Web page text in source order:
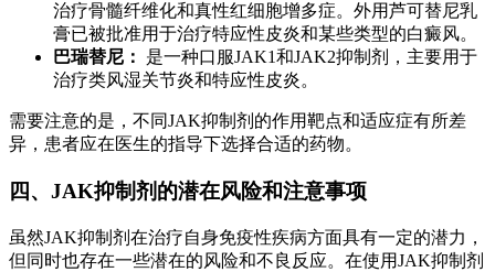
治疗骨髓纤维化和真性红细胞增多症。外用芦可替尼乳
膏已被批准用于治疗特应性皮炎和某些类型的白癜风。
巴瑞替尼：
是一种口服JAK1和JAK2抑制剂，主要用于
治疗类风湿关节炎和特应性皮炎。
需要注意的是，不同JAK抑制剂的作用靶点和适应症有所差
异，患者应在医生的指导下选择合适的药物。
四、JAK抑制剂的潜在风险和注意事项
虽然JAK抑制剂在治疗自身免疫性疾病方面具有一定的潜力，
但同时也存在一些潜在的风险和不良反应。在使用JAK抑制剂